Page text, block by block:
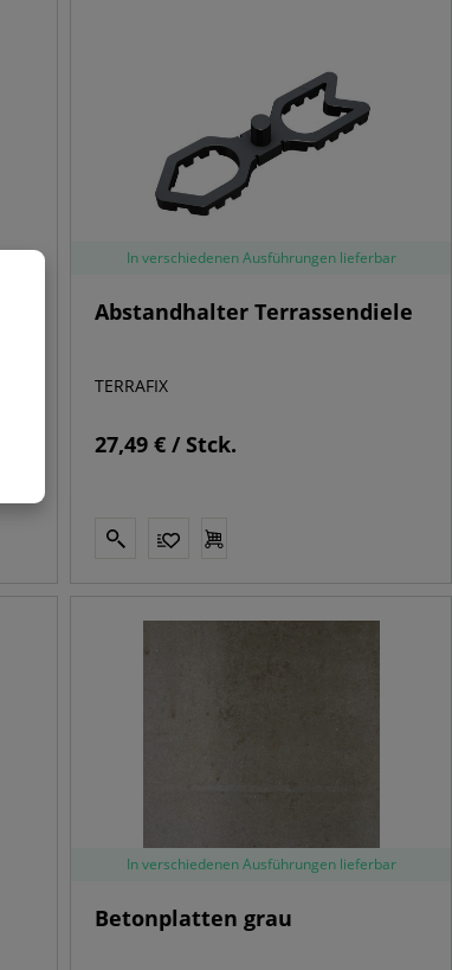
In verschiedenen Ausführungen lieferbar
Abstandhalter Terrassendiele
TERRAFIX
27,49 € / Stck.
In verschiedenen Ausführungen lieferbar
Betonplatten grau